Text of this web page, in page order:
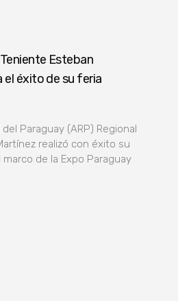
Esteban
éxito de su feria
Paraguay (ARP) Regional
realizó con éxito su
de la Expo Paraguay